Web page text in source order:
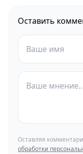
Оставить
Оставляя
обработки